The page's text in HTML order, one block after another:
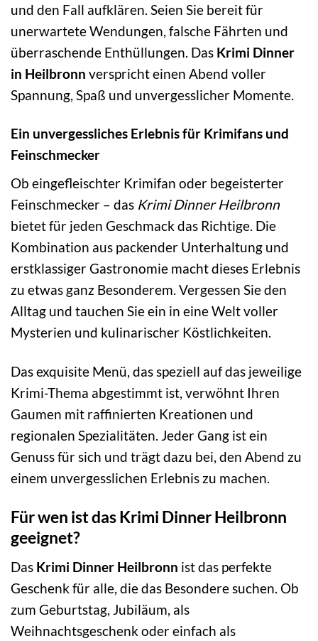
und den Fall aufklären. Seien Sie bereit für
unerwartete Wendungen, falsche Fährten und
überraschende Enthüllungen. Das Krimi Dinner
in Heilbronn verspricht einen Abend voller
Spannung, Spaß und unvergesslicher Momente.
Ein unvergessliches Erlebnis für Krimifans und
Feinschmecker
Ob eingefleischter Krimifan oder begeisterter
Feinschmecker – das Krimi Dinner Heilbronn
bietet für jeden Geschmack das Richtige. Die
Kombination aus packender Unterhaltung und
erstklassiger Gastronomie macht dieses Erlebnis
zu etwas ganz Besonderem. Vergessen Sie den
Alltag und tauchen Sie ein in eine Welt voller
Mysterien und kulinarischer Köstlichkeiten.
Das exquisite Menü, das speziell auf das jeweilige
Krimi-Thema abgestimmt ist, verwöhnt Ihren
Gaumen mit raffinierten Kreationen und
regionalen Spezialitäten. Jeder Gang ist ein
Genuss für sich und trägt dazu bei, den Abend zu
einem unvergesslichen Erlebnis zu machen.
Für wen ist das Krimi Dinner Heilbronn
geeignet?
Das Krimi Dinner Heilbronn ist das perfekte
Geschenk für alle, die das Besondere suchen. Ob
zum Geburtstag, Jubiläum, als
Weihnachtsgeschenk oder einfach als